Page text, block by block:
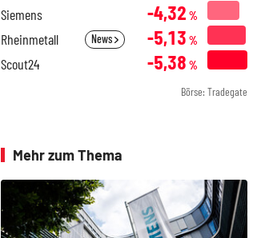
Siemens -4,32 %
Rheinmetall News -5,13 %
Scout24 -5,38 %
Börse: Tradegate
Mehr zum Thema